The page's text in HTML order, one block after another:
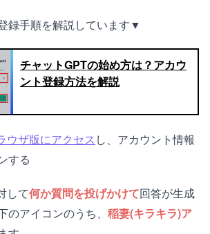
録手順を解説しています▼
チャットGPTの始め方は？アカウ
ント登録方法を解説
ウザ版にアクセス し、アカウント情報
する
して何か質問を投げかけて回答が生成
のアイコンのうち、 稲妻(キラキラ)ア